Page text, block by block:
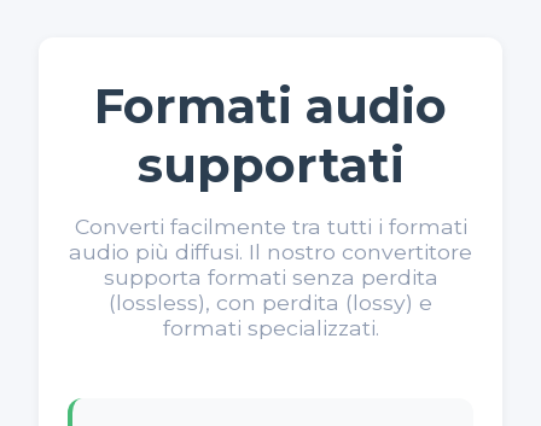
Formati audio
supportati
Converti facilmente tra tutti i formati
audio più diffusi. Il nostro convertitore
supporta formati senza perdita
(lossless), con perdita (lossy) e
formati specializzati.